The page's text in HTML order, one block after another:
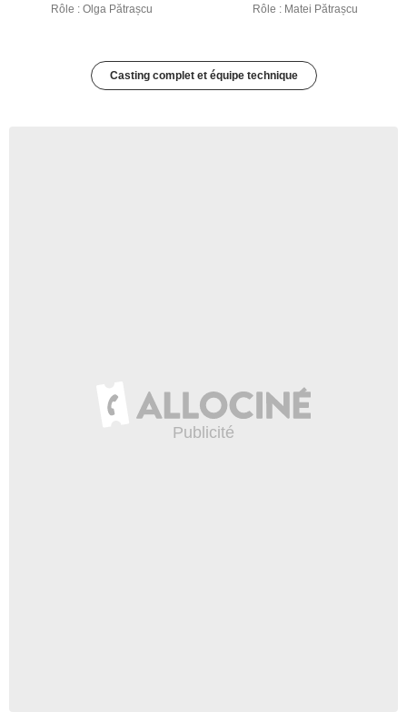
Rôle : Olga Pătrașcu Rôle : Matei Pătrașcu
Casting complet et équipe technique